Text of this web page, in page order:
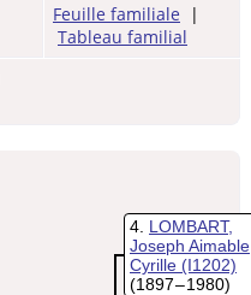
Feuille familiale |
Tableau familial
4 LOMBART,
Joseph Aimable
Cyrille (I1202)
(1897 – 1980)